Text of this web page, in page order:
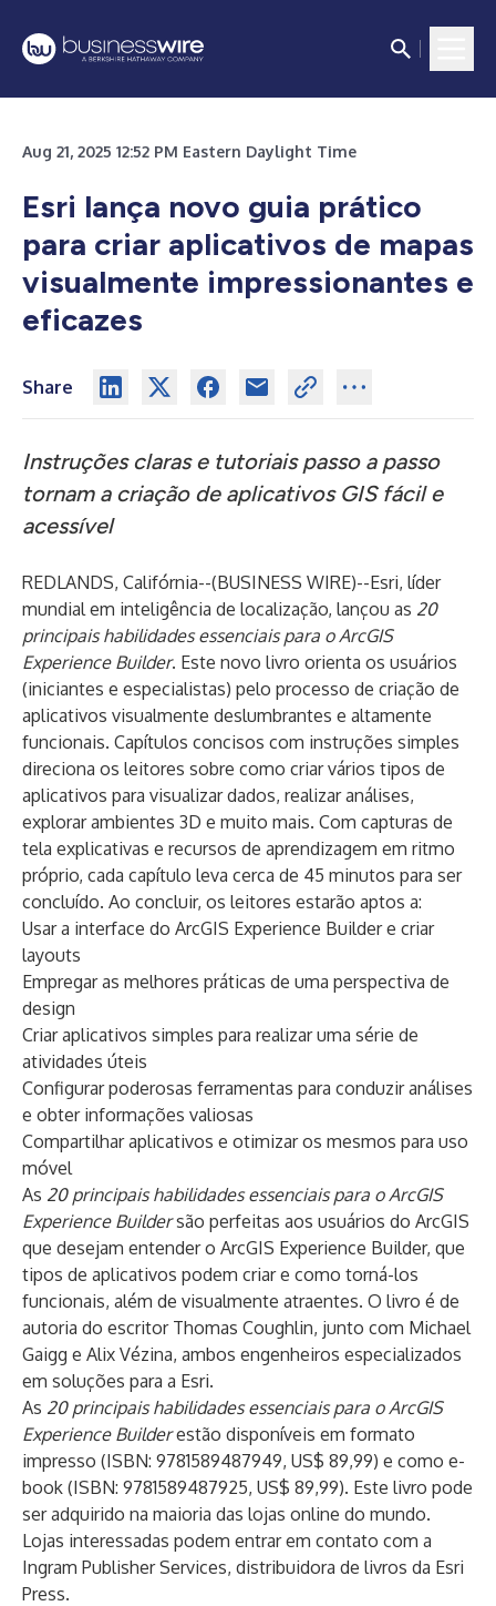
Aug 21, 2025 12:52 PM Eastern Daylight Time
Esri lança novo guia prático
para criar aplicativos de mapas
visualmente impressionantes e
eficazes
Share
Instruções claras e tutoriais passo a passo
tornam a criação de aplicativos GIS fácil e
acessível
REDLANDS, Califórnia--(BUSINESS WIRE)--Esri, líder
mundial em inteligência de localização, lançou as 20
principais habilidades essenciais para o ArcGIS
Experience Builder. Este novo livro orienta os usuários
(iniciantes e especialistas) pelo processo de criação de
aplicativos visualmente deslumbrantes e altamente
funcionais. Capítulos concisos com instruções simples
direciona os leitores sobre como criar vários tipos de
aplicativos para visualizar dados, realizar análises,
explorar ambientes 3D e muito mais. Com capturas de
tela explicativas e recursos de aprendizagem em ritmo
próprio, cada capítulo leva cerca de 45 minutos para ser
concluído. Ao concluir, os leitores estarão aptos a:
Usar a interface do ArcGIS Experience Builder e criar
layouts
Empregar as melhores práticas de uma perspectiva de
design
Criar aplicativos simples para realizar uma série de
atividades úteis
Configurar poderosas ferramentas para conduzir análises
e obter informações valiosas
Compartilhar aplicativos e otimizar os mesmos para uso
móvel
As 20 principais habilidades essenciais para o ArcGIS
Experience Buildersão perfeitas aos usuários do ArcGIS
que desejam entender o ArcGIS Experience Builder, que
tipos de aplicativos podem criar e como torná-los
funcionais, além de visualmente atraentes. O livro é de
autoria do escritor Thomas Coughlin, junto com Michael
Gaigg e Alix Vézina, ambos engenheiros especializados
em soluções para a Esri.
As 20 principais habilidades essenciais para o ArcGIS
Experience Builderestão disponíveis em formato
impresso (ISBN: 9781589487949, US$ 89,99) e como e-
book (ISBN: 9781589487925, US$ 89,99). Este livro pode
ser adquirido na maioria das lojas online do mundo.
Lojas interessadas podem entrar em contato com a
Ingram Publisher Services, distribuidora de livros da Esri
Press.